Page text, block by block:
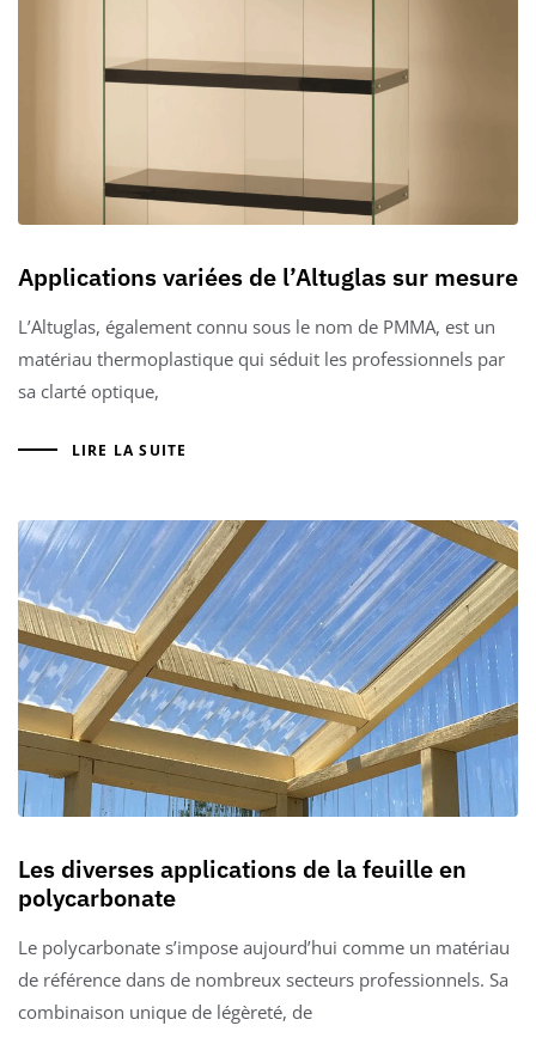
Applications variées de l’Altuglas sur mesure
L’Altuglas, également connu sous le nom de PMMA, est un
matériau thermoplastique qui séduit les professionnels par
sa clarté optique,
LIRE LA SUITE
Les diverses applications de la feuille en
polycarbonate
Le polycarbonate s’impose aujourd’hui comme un matériau
de référence dans de nombreux secteurs professionnels. Sa
combinaison unique de légèreté, de